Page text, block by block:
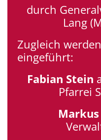
durch
Lang
Zugleich
eingeführt:
Fabian Stein
Pfarrei